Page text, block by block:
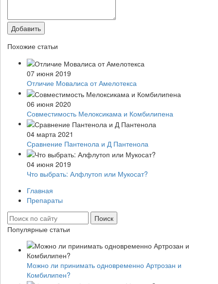
Добавить
Похожие статьи
07 июня 2019
Отличие Мовалиса от Амелотекса
06 июня 2020
Совместимость Мелоксикама и Комбилипена
04 марта 2021
Сравнение Пантенола и Д Пантенола
04 июня 2019
Что выбрать: Алфлутоп или Мукосат?
Главная
Препараты
Популярные статьи
Можно ли принимать одновременно Артрозан и
Комбилипен?